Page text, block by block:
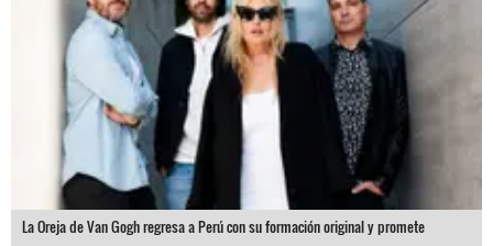
La Oreja de Van Gogh regresa a Perú con su formación original y promete